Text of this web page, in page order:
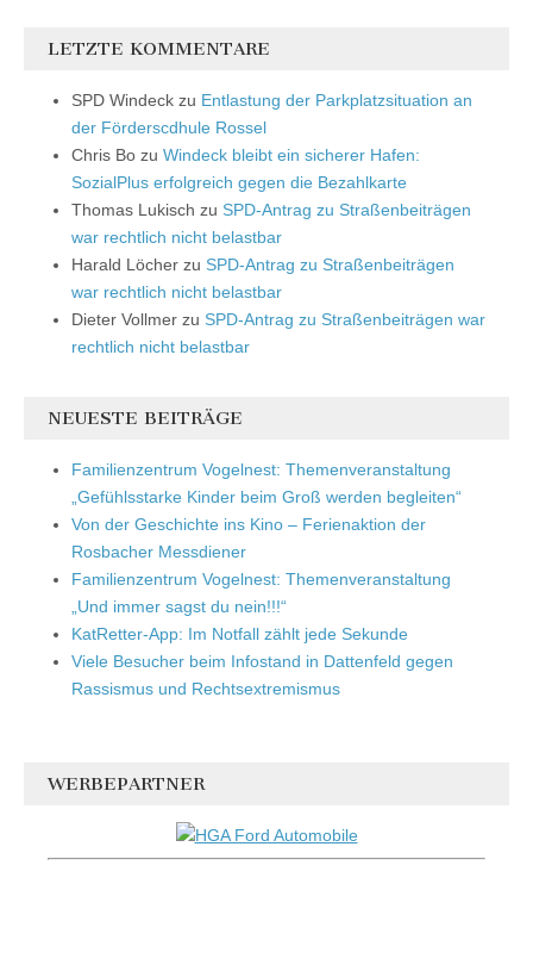
LETZTE KOMMENTARE
SPD Windeck zu Entlastung der Parkplatzsituation an
der Förderscdhule Rossel
Chris Bo zu Windeck bleibt ein sicherer Hafen:
SozialPlus erfolgreich gegen die Bezahlkarte
Thomas Lukisch zu SPD-Antrag zu Straßenbeiträgen
war rechtlich nicht belastbar
Harald Löcher zu SPD-Antrag zu Straßenbeiträgen
war rechtlich nicht belastbar
Dieter Vollmer zu SPD-Antrag zu Straßenbeiträgen war
rechtlich nicht belastbar
NEUESTE BEITRÄGE
Familienzentrum Vogelnest: Themenveranstaltung
„Gefühlsstarke Kinder beim Groß werden begleiten“
Von der Geschichte ins Kino – Ferienaktion der
Rosbacher Messdiener
Familienzentrum Vogelnest: Themenveranstaltung
„Und immer sagst du nein!!!“
KatRetter-App: Im Notfall zählt jede Sekunde
Viele Besucher beim Infostand in Dattenfeld gegen
Rassismus und Rechtsextremismus
WERBEPARTNER